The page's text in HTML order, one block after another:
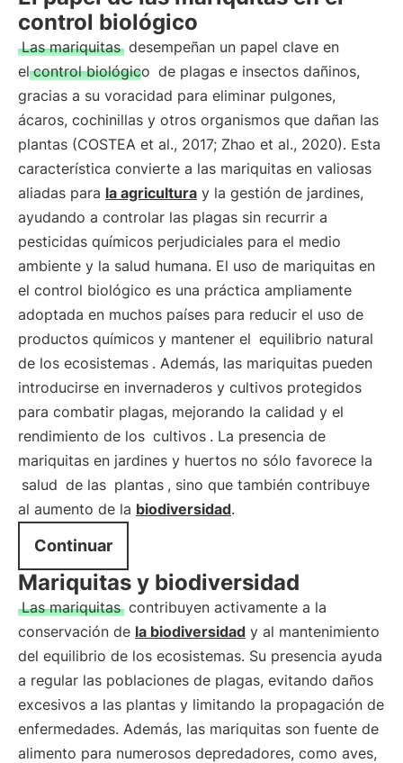
control biológico
Las mariquitas desempeñan un papel clave en
el control biológico de plagas e insectos dañinos,
gracias a su voracidad para eliminar pulgones,
ácaros, cochinillas y otros organismos que dañan las
plantas (COSTEA et al., 2017; Zhao et al., 2020). Esta
característica convierte a las mariquitas en valiosas
aliadas para la agricultura y la gestión de jardines,
ayudando a controlar las plagas sin recurrir a
pesticidas químicos perjudiciales para el medio
ambiente y la salud humana. El uso de mariquitas en
el control biológico es una práctica ampliamente
adoptada en muchos países para reducir el uso de
productos químicos y mantener el equilibrio natural
de los ecosistemas . Además, las mariquitas pueden
introducirse en invernaderos y cultivos protegidos
para combatir plagas, mejorando la calidad y el
rendimiento de los cultivos . La presencia de
mariquitas en jardines y huertos no sólo favorece la
salud de las plantas , sino que también contribuye
al aumento de la biodiversidad.
Continuar
Mariquitas y biodiversidad
Las mariquitas contribuyen activamente a la
conservación de la biodiversidad y al mantenimiento
del equilibrio de los ecosistemas. Su presencia ayuda
a regular las poblaciones de plagas, evitando daños
excesivos a las plantas y limitando la propagación de
enfermedades. Además, las mariquitas son fuente de
alimento para numerosos depredadores, como aves,